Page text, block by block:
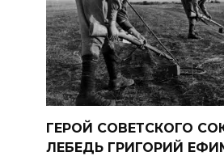
ГЕРОЙ СОВЕТСКОГО
ЛЕБЕДЬ ГРИГОРИЙ